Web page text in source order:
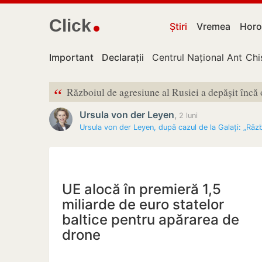
Click Știri Vremea
Important Declarații Centrul Național
“ Războiul de agresiune al Rusiei a depășit
Ursula von der Leyen, 2 luni
Ursula von der Leyen, după cazul de la Galați:
UE alocă în premieră 1,5
miliarde de euro statelor
baltice pentru apărarea de
drone